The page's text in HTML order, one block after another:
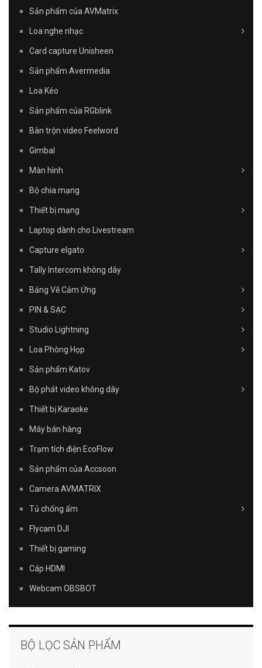
Sản phẩm của AVMatrix
Loa nghe nhạc
Card capture Unisheen
Sản phẩm Avermedia
Loa Kéo
Sản phẩm của RGblink
Bàn trộn video Feelword
Gimbal
Màn hình
Bộ chia mạng
Thiết bị mạng
Laptop dành cho Livestream
Capture elgato
Tally Intercom không dây
Bảng Vẽ Cảm Ứng
PIN & SẠC
Studio Lightning
Loa Phòng Họp
Sản phẩm Katov
Bộ phát video không dây
Thiết bị Karaoke
Máy bán hàng
Trạm tích điện EcoFlow
Sản phẩm của Accsoon
Camera AVMATRIX
Tủ chống ẩm
Flycam DJI
Thiết bị gaming
Cáp HDMI
Webcam OBSBOT
BỘ LỌC SẢN PHẨM